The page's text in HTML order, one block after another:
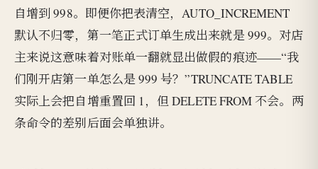
自增到 998。即便你把表清空，AUTO_INCREMENT
默认不归零，第一笔正式订单生成出来就是 999。对店
主来说这意味着对账单一翻就显出做假的痕迹——“我
们刚开店第一单怎么是 999 号？”TRUNCATE TABLE
实际上会把自增重置回 1，但 DELETE FROM 不会。两
条命令的差别后面会单独讲。